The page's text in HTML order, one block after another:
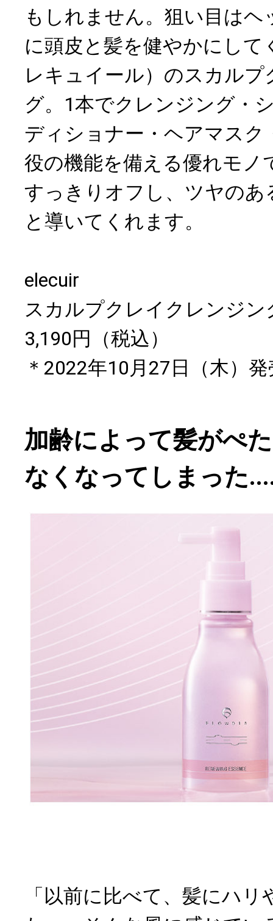
もしれません。狙い目は
に頭皮と髪を健やかにして
レキュイール）のスカル
グ。1本でクレンジング・
ディショナー・ヘアマスク
役の機能を備える優れモノ
すっきりオフし、ツヤのあ
と導いてくれます。
elecuir
スカルプクレイクレンジン
3,190円（税込）
＊2022年10月27日（木）
加齢によって髪がぺ
なくなってしまった
「以前に比べて、髪にハ